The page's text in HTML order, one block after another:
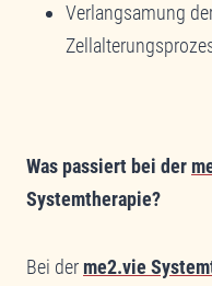
Verlangsamung
Was passiert bei der
Systemtherapie?
Bei der me2.vie